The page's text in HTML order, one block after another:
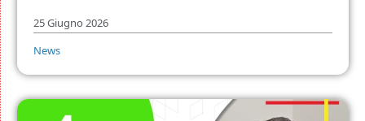
25 Giugno 2026
News